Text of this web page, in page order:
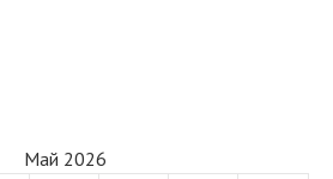
Май 2026